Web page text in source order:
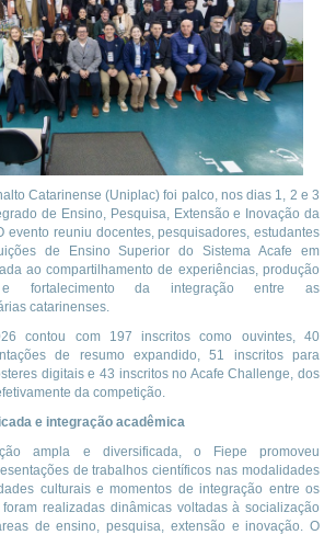
Catarinense (Uniplac) foi palco, nos dias 1, 2 e 3
de Ensino, Pesquisa, Extensão e Inovação da
evento reuniu docentes, pesquisadores, estudantes
de Ensino Superior do Sistema Acafe em
ao compartilhamento de experiências, produção
fortalecimento da integração entre as
catarinenses.
contou com 197 inscritos como ouvintes, 40
de resumo expandido, 51 inscritos para
digitais e 43 inscritos no Acafe Challenge, dos
da competição.
e integração acadêmica
ampla e diversificada, o Fiepe promoveu
de trabalhos científicos nas modalidades
culturais e momentos de integração entre os
foram realizadas dinâmicas voltadas à socialização
de ensino, pesquisa, extensão e inovação. O